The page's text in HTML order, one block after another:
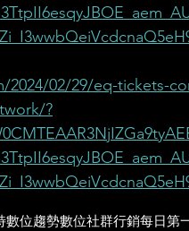
02/29/eq-tickets-
?
數位趨勢數位社群行銷每日第